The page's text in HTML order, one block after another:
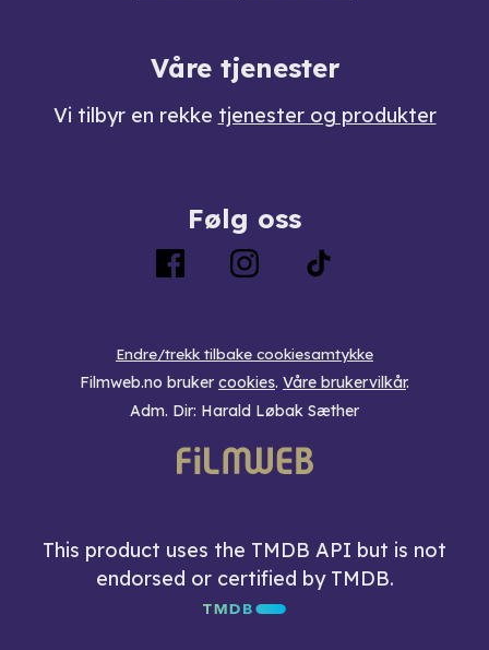
Våre tjenester
Vi tilbyr en rekke tjenester og produkter
Følg oss
Endre/trekk tilbake cookiesamtykke
Filmweb.no bruker cookies. Våre brukervilkår.
Adm. Dir: Harald Løbak Sæther
This product uses the TMDB API but is not
endorsed or certified by TMDB.